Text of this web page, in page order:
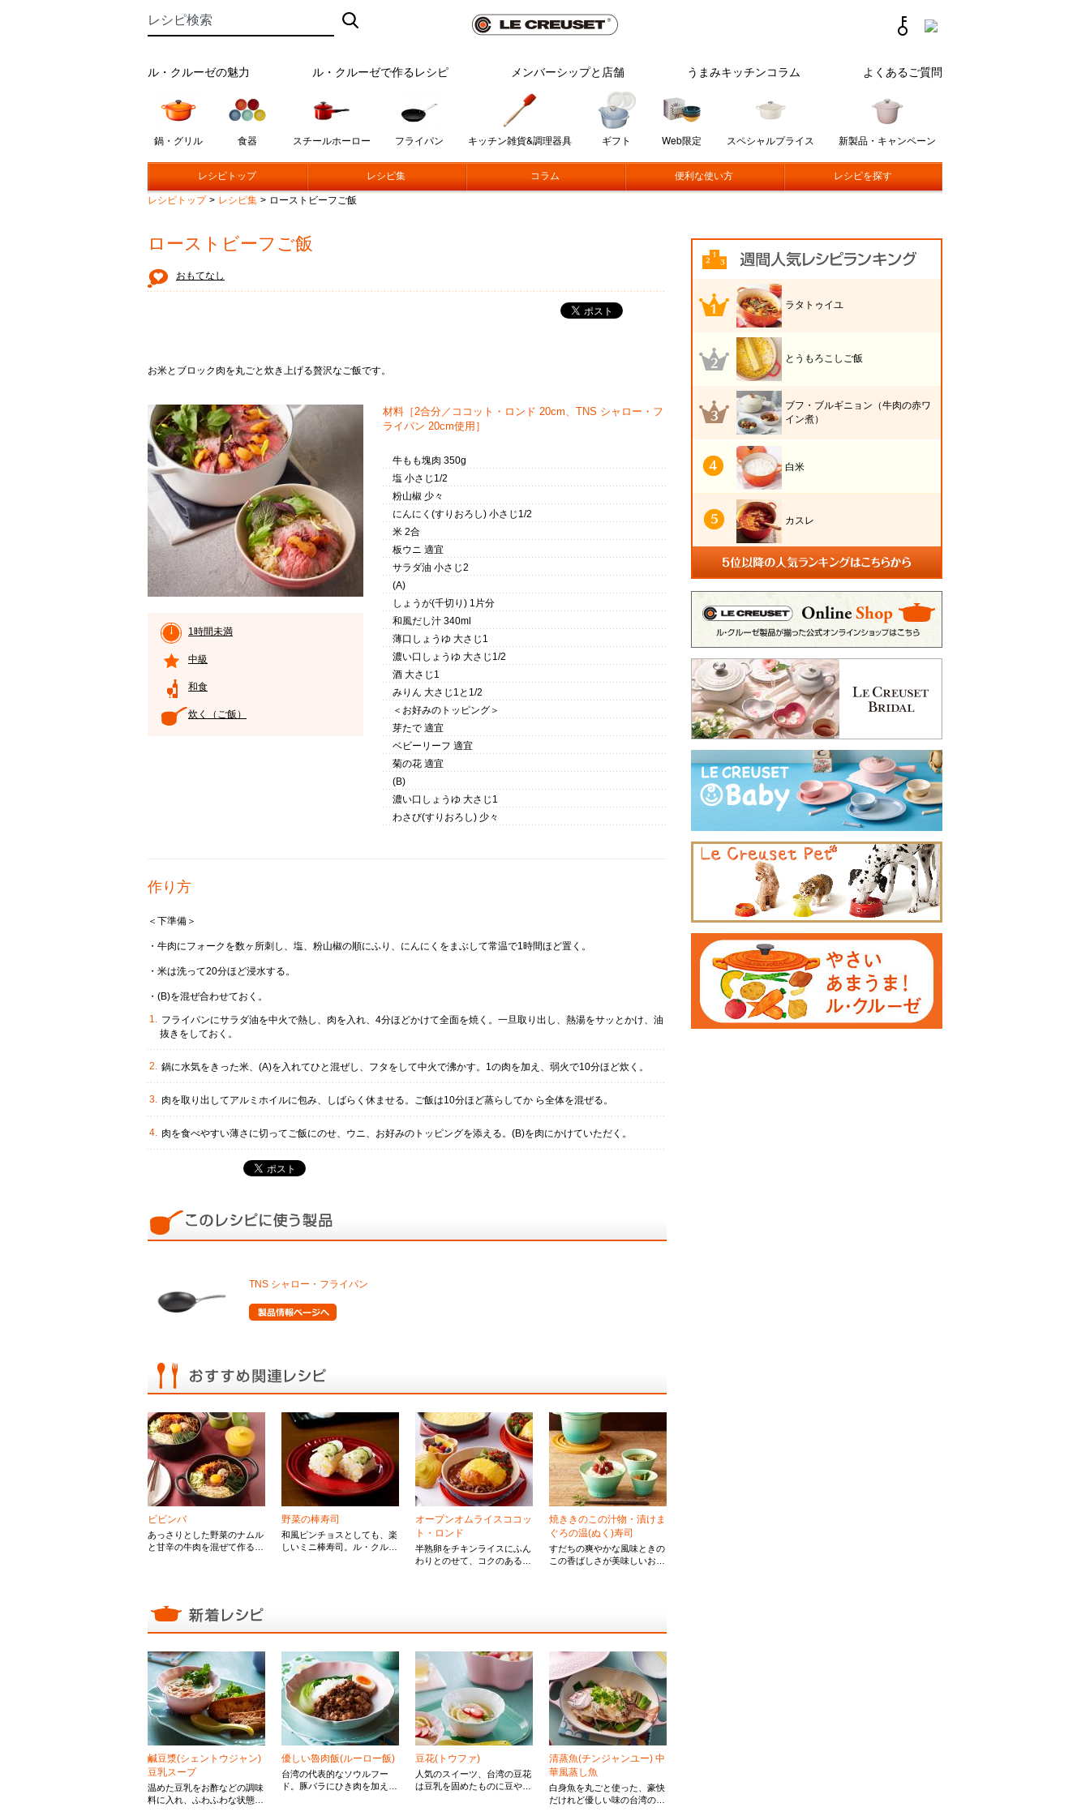
ル・クルーゼの魅力 ル・クルーゼで作るレシピ メンバーシップと店舗 うまみキッチンコラム よくあるご質問
鍋・グリル 食器 スチールホーロー フライパン キッチン雑貨&調理器具 ギフト Web限定 スペシャルプライス 新製品・キャンペーン
レシピトップ レシピ集 コラム 便利な使い方 レシピを探す
レシピトップ > レシピ集 > ローストビーフご飯
ローストビーフご飯
おもてなし
お米とブロック肉を丸ごと炊き上げる贅沢なご飯です。
1時間未満
中級
和食
炊く（ご飯）
材料 ［2合分／ココット・ロンド 20cm、TNS シャロー・フ
ライパン 20cm使用］
牛もも塊肉 350g
塩 小さじ1/2
粉山椒 少々
にんにく(すりおろし) 小さじ1/2
米 2合
板ウニ 適宜
サラダ油 小さじ2
(A)
しょうが(千切り) 1片分
和風だし汁 340ml
薄口しょうゆ 大さじ1
濃い口しょうゆ 大さじ1/2
酒 大さじ1
みりん 大さじ1と1/2
＜お好みのトッピング＞
芽たで 適宜
ベビーリーフ 適宜
菊の花 適宜
(B)
濃い口しょうゆ 大さじ1
わさび(すりおろし) 少々
作り方
＜下準備＞
・牛肉にフォークを数ヶ所刺し、塩、粉山椒の順にふり、にんにくをまぶして常温で1時間ほど置く。
・米は洗って20分ほど浸水する。
・(B)を混ぜ合わせておく。
フライパンにサラダ油を中火で熱し、肉を入れ、4分ほどかけて全面を焼く。一旦取り出し、熱湯をサッとかけ、油
抜きをしておく。
鍋に水気をきった米、(A)を入れてひと混ぜし、フタをして中火で沸かす。1の肉を加え、弱火で10分ほど炊く。
肉を取り出してアルミホイルに包み、しばらく休ませる。ご飯は10分ほど蒸らしてか ら全体を混ぜる。
肉を食べやすい薄さに切ってご飯にのせ、ウニ、お好みのトッピングを添える。(B)を肉にかけていただく。
TNS シャロー・フライパン
ビビンバ
あっさりとした野菜のナムル
と甘辛の牛肉を混ぜて作る韓
野菜の棒寿司
和風ピンチョスとしても、楽
しいミニ棒寿司。ル・クルー
オープンオムライスココッ
ト・ロンド
半熟卵をチキンライスにふん
わりとのせて、コクのある特
焼ききのこの汁物・漬けま
ぐろの温(ぬく)寿司
すだちの爽やかな風味ときの
この香ばしさが美味しいお吸
鹹豆漿(シェントウジャン)
豆乳スープ
温めた豆乳をお酢などの調味
料に入れ、ふわふわな状態に
優しい魯肉飯(ルーロー飯)
台湾の代表的なソウルフー
ド。豚バラにひき肉を加えて
豆花(トウファ)
人気のスイーツ、台湾の豆花
は豆乳を固めたものに豆や白
清蒸魚(チンジャンユー) 中
華風蒸し魚
白身魚を丸ごと使った、豪快
だけれど優しい味の台湾の家
ラタトゥイユ
とうもろこしご飯
ブフ・ブルギニョン（牛肉の赤ワ
イン煮）
白米
カスレ